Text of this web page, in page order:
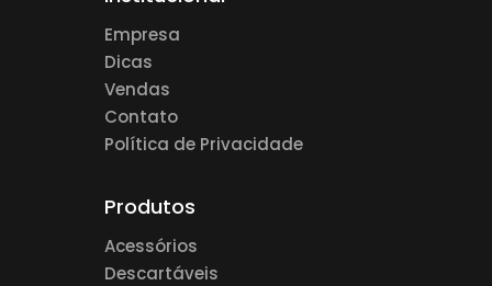
Empresa
Dicas
Vendas
Contato
Política de Privacidade
Produtos
Acessórios
Descartáveis